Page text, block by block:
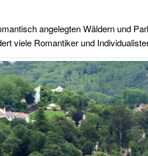
angelegten Wäldern und
viele Romantiker und